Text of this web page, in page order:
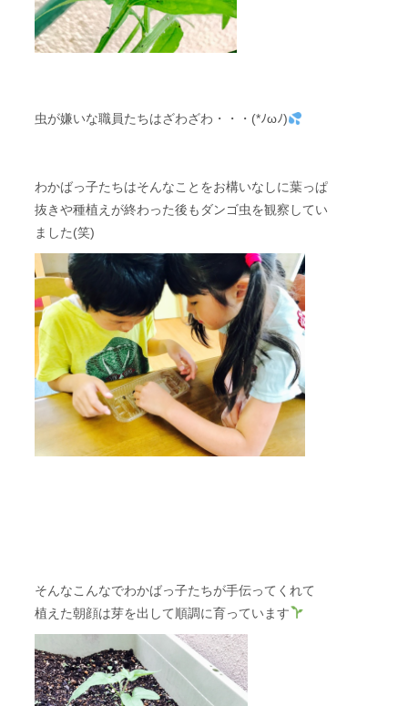
虫が嫌いな職員たちはざわざわ・・・(*ﾉωﾉ)
わかばっ子たちはそんなことをお構いなしに葉っぱ
抜きや種植えが終わった後もダンゴ虫を観察してい
ました(笑)
そんなこんなでわかばっ子たちが手伝ってくれて
植えた朝顔は芽を出して順調に育っています